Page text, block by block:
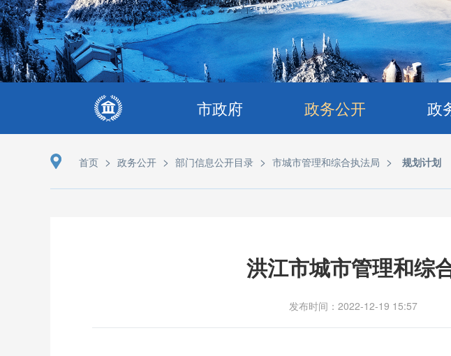
市政府 政务公开 政
首页 > 政务公开 > 部门信息公开目录 > 市城市管理和综合执法局 > 规划计划
洪江市城市管理和综
发布时间：2022-12-19 15:57